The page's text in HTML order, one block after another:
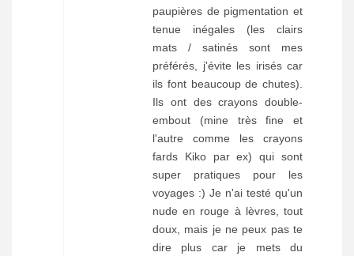
paupières de pigmentation et
tenue inégales (les clairs
mats / satinés sont mes
préférés, j'évite les irisés car
ils font beaucoup de chutes).
Ils ont des crayons double-
embout (mine très fine et
l'autre comme les crayons
fards Kiko par ex) qui sont
super pratiques pour les
voyages :) Je n'ai testé qu'un
nude en rouge à lèvres, tout
doux, mais je ne peux pas te
dire plus car je mets du